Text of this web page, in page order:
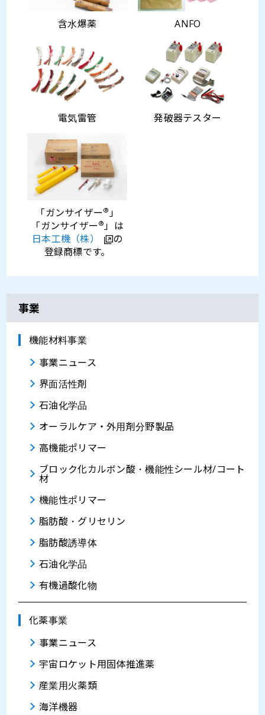
含水爆薬 ANFO
電気雷管 発破器テスター
「ガンサイザー ®」
「ガンサイザー ®」は
日本工機（株）
の
登録商標です。
事業
機能材料事業
事業ニュース
界面活性剤
石油化学品
オーラルケア・外用剤分野製品
高機能ポリマー
ブロック化カルボン酸・機能性シール材/コート
材
機能性ポリマー
脂肪酸・グリセリン
脂肪酸誘導体
石油化学品
有機過酸化物
化薬事業
事業ニュース
宇宙ロケット用固体推進薬
産業用火薬類
海洋機器